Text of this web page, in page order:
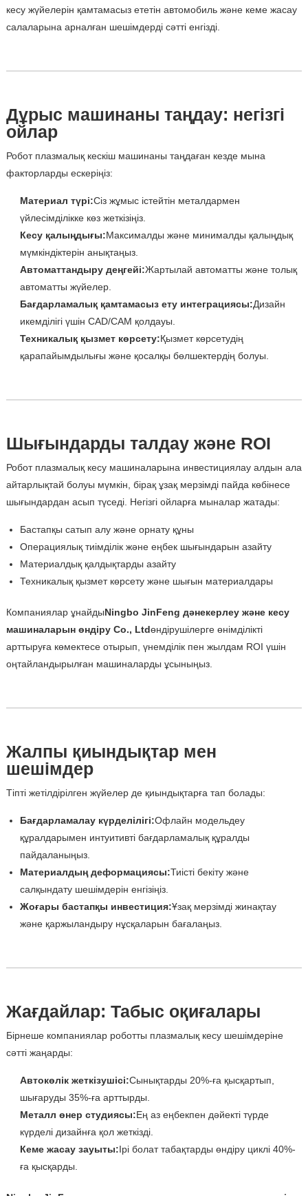
кесу жүйелерін қамтамасыз ететін автомобиль және кеме жасау
салаларына арналған шешімдерді сәтті енгізді.
Дұрыс машинаны таңдау: негізгі
ойлар
Робот плазмалық кескіш машинаны таңдаған кезде мына
факторларды ескеріңіз:
Материал түрі:Сіз жұмыс істейтін металдармен
үйлесімділікке көз жеткізіңіз.
Кесу қалыңдығы:Максималды және минималды қалыңдық
мүмкіндіктерін анықтаңыз.
Автоматтандыру деңгейі:Жартылай автоматты және толық
автоматты жүйелер.
Бағдарламалық қамтамасыз ету интеграциясы:Дизайн
икемділігі үшін CAD/CAM қолдауы.
Техникалық қызмет көрсету:Қызмет көрсетудің
қарапайымдылығы және қосалқы бөлшектердің болуы.
Шығындарды талдау және ROI
Робот плазмалық кесу машиналарына инвестициялау алдын ала
айтарлықтай болуы мүмкін, бірақ ұзақ мерзімді пайда көбінесе
шығындардан асып түседі. Негізгі ойларға мыналар жатады:
Бастапқы сатып алу және орнату құны
Операциялық тиімділік және еңбек шығындарын азайту
Материалдық қалдықтарды азайту
Техникалық қызмет көрсету және шығын материалдары
Компаниялар ұнайдыNingbo JinFeng дәнекерлеу және кесу
машиналарын өндіру Co., Ltdөндірушілерге өнімділікті
арттыруға көмектесе отырып, үнемділік пен жылдам ROI үшін
оңтайландырылған машиналарды ұсыныңыз.
Жалпы қиындықтар мен
шешімдер
Тіпті жетілдірілген жүйелер де қиындықтарға тап болады:
Бағдарламалау күрделілігі:Офлайн модельдеу
құралдарымен интуитивті бағдарламалық құралды
пайдаланыңыз.
Материалдың деформациясы:Тиісті бекіту және
салқындату шешімдерін енгізіңіз.
Жоғары бастапқы инвестиция:Ұзақ мерзімді жинақтау
және қаржыландыру нұсқаларын бағалаңыз.
Жағдайлар: Табыс оқиғалары
Бірнеше компаниялар роботты плазмалық кесу шешімдеріне
сәтті жаңарды:
Автокөлік жеткізушісі:Сынықтарды 20%-ға қысқартып,
шығаруды 35%-ға арттырды.
Металл өнер студиясы:Ең аз еңбекпен дәйекті түрде
күрделі дизайнға қол жеткізді.
Кеме жасау зауыты:Ірі болат табақтарды өндіру циклі 40%-
ға қысқарды.